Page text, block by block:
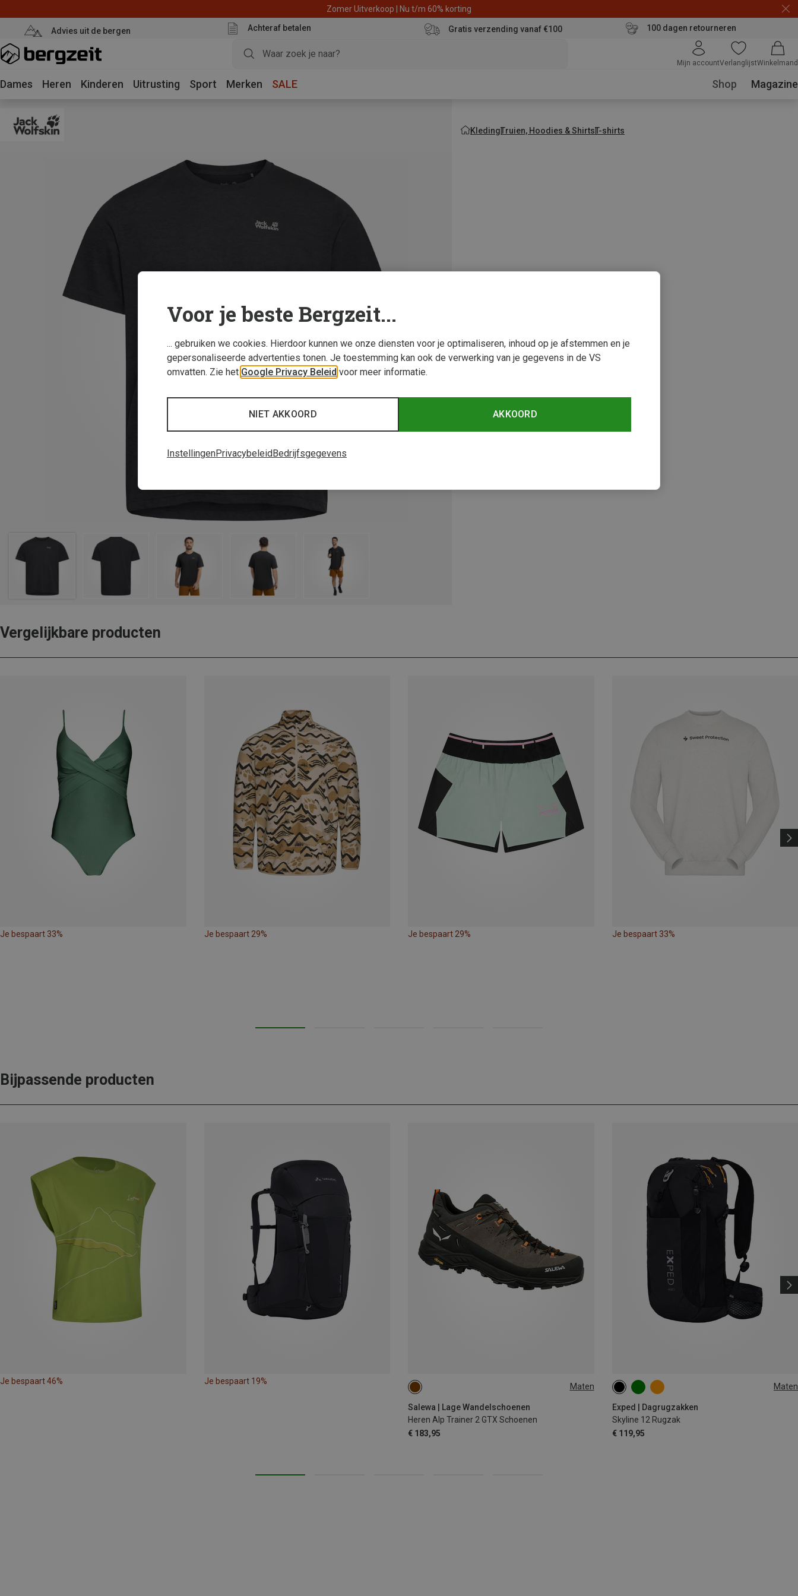
Zomer Uitverkoop | Nu t/m 60% korting
Advies uit de bergen Achteraf betalen Gratis verzending vanaf €100 100 dagen retourneren
Mijn accountVerlanglijstWinkelmand
Dames Heren Kinderen Uitrusting Sport Merken SALE Shop Magazine
KledingTruien, Hoodies & ShirtsT-shirts
Vergelijkbare producten
Je bespaart 33% Je bespaart 29% Je bespaart 29% Je bespaart 33%
Bijpassende producten
Je bespaart 46% Je bespaart 19%
Maten
Salewa | Lage Wandelschoenen
Heren Alp Trainer 2 GTX Schoenen
€ 183,95
40.5 Maten
Exped | Dagrugzakken
Skyline 12 Rugzak
€ 119,95
12L
Voor je beste Bergzeit...
... gebruiken we cookies. Hierdoor kunnen we onze diensten voor je optimaliseren, inhoud op je afstemmen en je
gepersonaliseerde advertenties tonen. Je toestemming kan ook de verwerking van je gegevens in de VS
omvatten. Zie het Google Privacy Beleid voor meer informatie.
AKKOORD
NIET AKKOORD
InstellingenPrivacybeleid Bedrijfsgegevens